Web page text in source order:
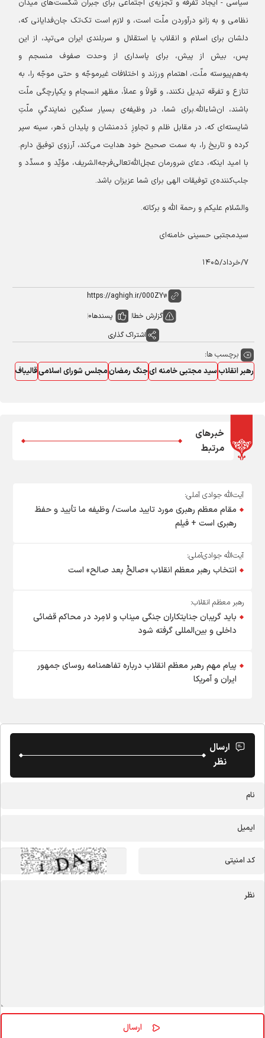
سیاسی - ایجاد تفرقه و تجزیه‌ی اجتماعی برای جبران شکست‌های میدان
نظامی و به زانو درآوردن ملّت است، و لازم است تک‌تک جان‌فدایانی که،
دلشان برای اسلام و انقلاب یا استقلال و سربلندی ایران می‌تپد، از این
پس، بیش از پیش، برای پاسداری از وحدت صفوف منسجم و
به‌هم‌پیوسته ملّت، اهتمام ورزند و اختلافات غیرموجّه و حتی موجّه را، به
تنازع و تفرقه تبدیل نکنند، و قولاً و عملاً، مظهر انسجام و یکپارچگی ملّت
باشند، ان‌شاءالله.برای شما، در وظیفه‌ی بسیار سنگین نمایندگیِ ملّتِ
شایسته‌ای که، در مقابل ظلم و تجاوزِ دَدمنشان و پلیدان دَهر، سینه سپر
کرده و تاریخ را، به سمت صحیح خود هدایت می‌کند، آرزوی توفیق دارم.
با امید اینکه، دعای سَرورمان عجل‌الله‌تعالی‌فرجه‌الشریف، مؤیِّد و مسدِّد و
جلب‌کننده‌ی توفیقات الهی برای شما عزیزان باشد.
والسّلام علیکم و رحمة الله و برکاته.
سیدمجتبی حسینی خامنه‌ای
گزارش خطا پسندها0
اشتراک گذاری
برچسب ها:
رهبر انقلابسید مجتبی خامنه ایجنگ رمضانمجلس شورای اسلامیقالیباف
خبرهای
مرتبط
آیت‌الله جوادی آملی:
مقام معظم رهبری مورد تایید ماست/ وظیفه ما تأیید و حفظ
رهبری است + فیلم
آیت‌الله جوادی‌آملی:
انتخاب رهبر معظم انقلاب «صالحٌ بعد صالح» است
رهبر معظم انقلاب:
باید گریبان جنایتکاران جنگی میناب و لامِرد در محاکم قضائی
داخلی و بین‌المللی گرفته شود
پیام مهم رهبر معظم انقلاب درباره تفاهمنامه روسای جمهور
ایران و آمریکا
ارسال
نظر